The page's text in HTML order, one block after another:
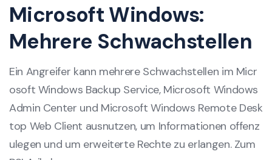
Microsoft Windows:
Mehrere Schwachstellen
Ein Angreifer kann mehrere Schwachstellen im Micr
osoft Windows Backup Service, Microsoft Windows
Admin Center und Microsoft Windows Remote Desk
top Web Client ausnutzen, um Informationen offenz
ulegen und um erweiterte Rechte zu erlangen. Zum